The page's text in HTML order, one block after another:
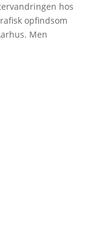
hos
opfindsom
Men